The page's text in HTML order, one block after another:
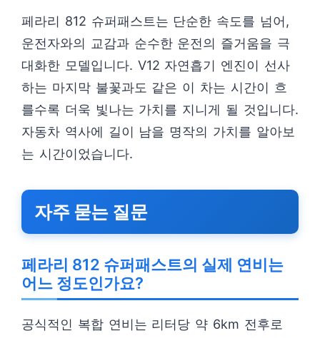
페라리 812 슈퍼패스트는 단순한 속도를 넘어,
운전자와의 교감과 순수한 운전의 즐거움을 극
대화한 모델입니다. V12 자연흡기 엔진이 선사
하는 마지막 불꽃과도 같은 이 차는 시간이 흐
를수록 더욱 빛나는 가치를 지니게 될 것입니다.
자동차 역사에 길이 남을 명작의 가치를 알아보
는 시간이었습니다.
자주 묻는 질문
페라리 812 슈퍼패스트의 실제 연비는
어느 정도인가요?
공식적인 복합 연비는 리터당 약 6km 전후로